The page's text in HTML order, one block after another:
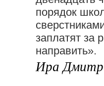
порядок
заплатят за
направить».
Ира